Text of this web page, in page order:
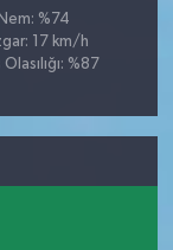
Nem: %74
17 km/h
Olasılığı: %87